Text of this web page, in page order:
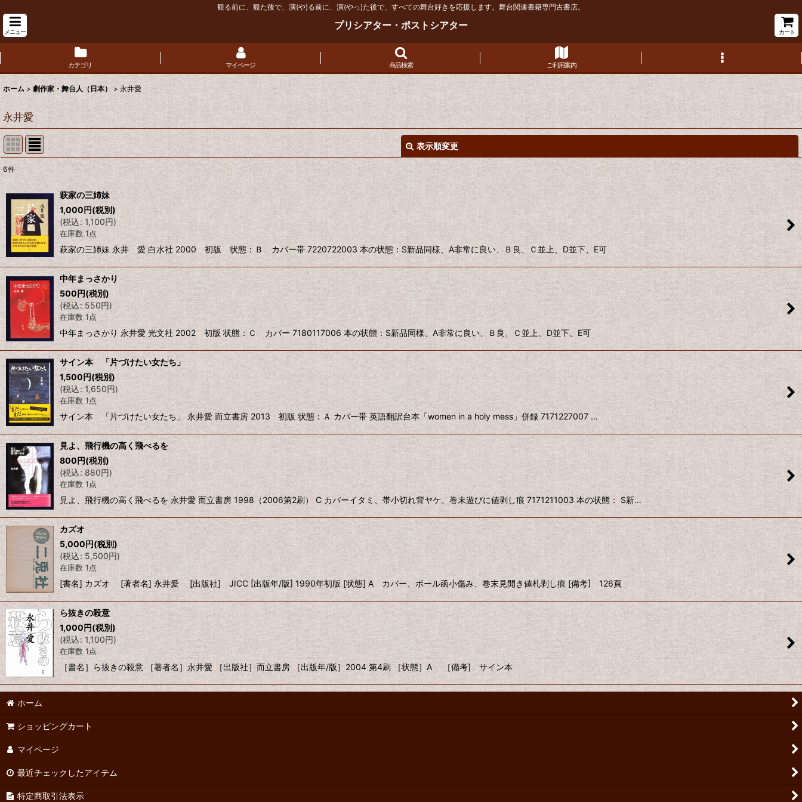
観る前に、観た後で、演(や)る前に、演(やっ)た後で、すべての舞台好きを応援します。舞台関連書籍専門古書店。
メニュー
プリシアター・ポストシアター
カート
カテゴリ マイページ 商品検索 ご利用案内
ホーム > 劇作家・舞台人（日本） > 永井愛
永井愛
表示順変更
表示数:
並び順:
絞り込む
6件
萩家の三姉妹
1,000円(税別)
(税込: 1,100円)
在庫数 1点
萩家の三姉妹 永井 愛 白水社 2000 初版 状態：Ｂ カバー帯 7220722003 本の状態：S新品同様、A非常に良い、Ｂ良、Ｃ並上、D並下、E可
中年まっさかり
500円(税別)
(税込: 550円)
在庫数 1点
中年まっさかり 永井愛 光文社 2002 初版 状態：Ｃ カバー 7180117006 本の状態：S新品同様、A非常に良い、Ｂ良、Ｃ並上、D並下、E可
サイン本 「片づけたい女たち」
1,500円(税別)
(税込: 1,650円)
在庫数 1点
サイン本 「片づけたい女たち」 永井愛 而立書房 2013 初版 状態：Ａ カバー帯 英語翻訳台本「women in a holy mess」併録 7171227007 …
見よ、飛行機の高く飛べるを
800円(税別)
(税込: 880円)
在庫数 1点
見よ、飛行機の高く飛べるを 永井愛 而立書房 1998（2006第2刷） C カバーイタミ、帯小切れ背ヤケ、巻末遊びに値剥し痕 7171211003 本の状態： S新…
カズオ
5,000円(税別)
(税込: 5,500円)
在庫数 1点
[書名] カズオ [著者名] 永井愛 [出版社] JICC [出版年/版] 1990年初版 [状態] A カバー、ボール函小傷み、巻末見開き値札剥し痕 [備考] 126頁
ら抜きの殺意
1,000円(税別)
(税込: 1,100円)
在庫数 1点
［書名］ら抜きの殺意 ［著者名］永井愛 ［出版社］而立書房 ［出版年/版］2004 第4刷 ［状態］A ［備考] サイン本
ホーム
ショッピングカート
マイページ
最近チェックしたアイテム
特定商取引法表示